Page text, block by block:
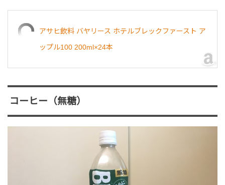
アサヒ飲料 バヤリース ホテルブレックファースト ア
ップル100 200ml×24本
コーヒー（無糖）